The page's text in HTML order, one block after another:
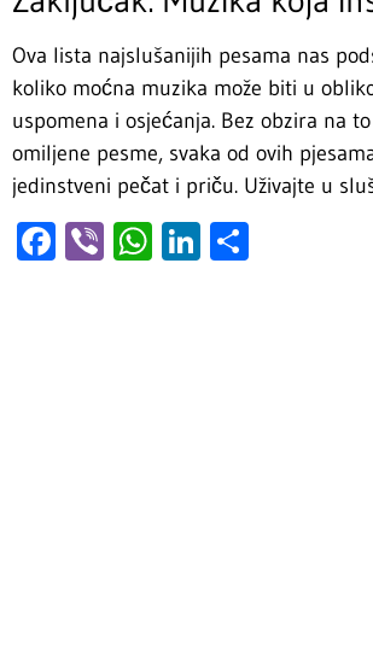
Ova lista najslušanijih pesama nas
koliko moćna muzika može biti u
uspomena i osjećanja. Bez obzira na
omiljene pesme, svaka od ovih
jedinstveni pečat i priču. Uživajte u
Facebook
ViberWhatsApp
LinkedIn